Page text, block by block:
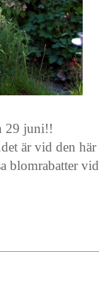
29 juni!!
är vid den här
blomrabatter vid